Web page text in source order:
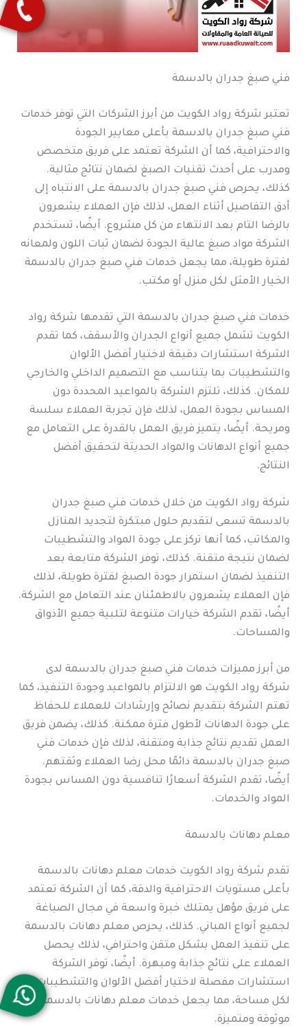
فني صبغ جدران بالدسمة
تعتبر شركة رواد الكويت من أبرز الشركات التي توفر خدمات
فني صبغ جدران بالدسمة بأعلى معايير الجودة
والاحترافية، كما أن الشركة تعتمد على فريق متخصص
ومدرب على أحدث تقنيات الصبغ لضمان نتائج مثالية.
كذلك، يحرص فني صبغ جدران بالدسمة على الانتباه إلى
أدق التفاصيل أثناء العمل، لذلك فإن العملاء يشعرون
بالرضا التام بعد الانتهاء من كل مشروع. أيضًا، تستخدم
الشركة مواد صبغ عالية الجودة لضمان ثبات اللون ولمعانه
لفترة طويلة، مما يجعل خدمات فني صبغ جدران بالدسمة
الخيار الأمثل لكل منزل أو مكتب.
خدمات فني صبغ جدران بالدسمة التي تقدمها شركة رواد
الكويت تشمل جميع أنواع الجدران والأسقف، كما تقدم
الشركة استشارات دقيقة لاختيار أفضل الألوان
والتشطيبات بما يتناسب مع التصميم الداخلي والخارجي
للمكان. كذلك، تلتزم الشركة بالمواعيد المحددة دون
المساس بجودة العمل، لذلك فإن تجربة العملاء سلسة
ومريحة. أيضًا، يتميز فريق العمل بالقدرة على التعامل مع
جميع أنواع الدهانات والمواد الحديثة لتحقيق أفضل
النتائج.
شركة رواد الكويت من خلال خدمات فني صبغ جدران
بالدسمة تسعى لتقديم حلول مبتكرة لتجديد المنازل
والمكاتب، كما أنها تركز على جودة المواد والتشطيبات
لضمان نتيجة متقنة. كذلك، توفر الشركة متابعة بعد
التنفيذ لضمان استمرار جودة الصبغ لفترة طويلة، لذلك
فإن العملاء يشعرون بالاطمئنان عند التعامل مع الشركة.
أيضًا، تقدم الشركة خيارات متنوعة لتلبية جميع الأذواق
والمساحات.
من أبرز مميزات خدمات فني صبغ جدران بالدسمة لدى
شركة رواد الكويت هو الالتزام بالمواعيد وجودة التنفيذ، كما
تهتم الشركة بتقديم نصائح وإرشادات للعملاء للحفاظ
على جودة الدهانات لأطول فترة ممكنة. كذلك، يضمن فريق
العمل تقديم نتائج جذابة ومتقنة، لذلك فإن خدمات فني
صبغ جدران بالدسمة دائمًا محل رضا العملاء وثقتهم.
أيضًا، تقدم الشركة أسعارًا تنافسية دون المساس بجودة
المواد والخدمات.
معلم دهانات بالدسمة
تقدم شركة رواد الكويت خدمات معلم دهانات بالدسمة
بأعلى مستويات الاحترافية والدقة، كما أن الشركة تعتمد
على فريق مؤهل يمتلك خبرة واسعة في مجال الصباغة
لجميع أنواع المباني. كذلك، يحرص معلم دهانات بالدسمة
على تنفيذ العمل بشكل متقن واحترافي، لذلك يحصل
العملاء على نتائج جذابة ومبهرة. أيضًا، توفر الشركة
استشارات مفصلة لاختيار أفضل الألوان والتشطيبات
لكل مساحة، مما يجعل خدمات معلم دهانات بالدسمة
موثوقة ومتميزة.